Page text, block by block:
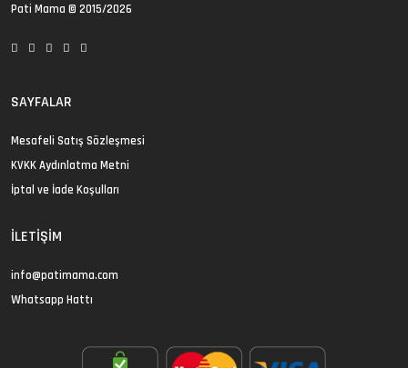
Pati Mama © 2015/2026
SAYFALAR
Mesafeli Satış Sözleşmesi
KVKK Aydınlatma Metni
İptal ve İade Koşulları
İLETIŞIM
info@patimama.com
Whatsapp Hattı